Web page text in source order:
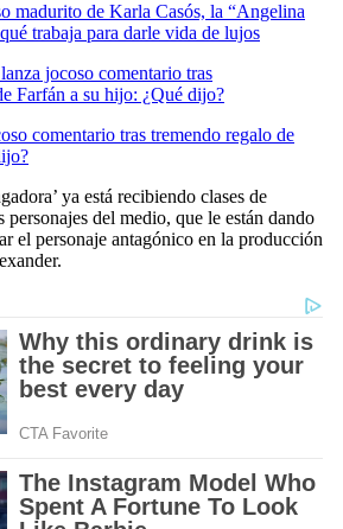
madurito de Karla Casós, la “Angelina
trabaja para darle vida de lujos
comentario tras tremendo regalo de
ya está recibiendo clases de
del medio, que le están dando
el personaje antagónico en la producción